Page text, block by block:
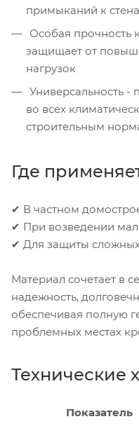
примыканий к
Особая прочность
защищает от
нагрузок
Универсальность -
во всех
строительным
Где
✔ В частном
✔ При возведении
✔ Для защиты
Материал сочетает в
надежность,
обеспечивая полную
проблемных местах
Технические
Показатель